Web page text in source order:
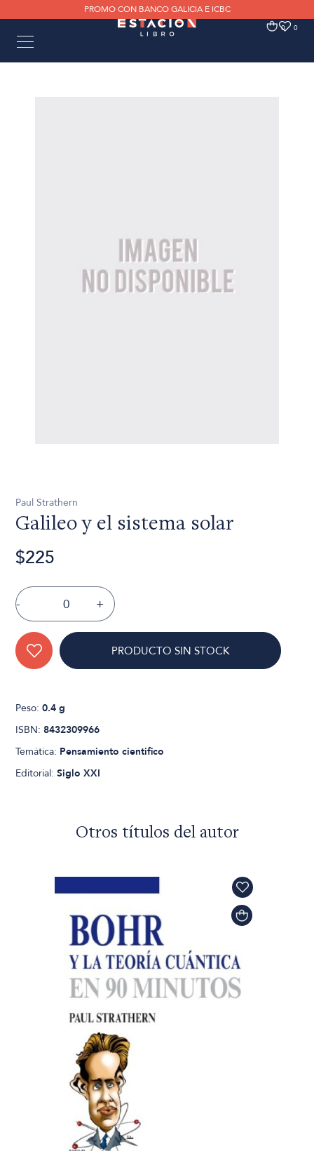
PROMO CON BANCO GALICIA E ICBC
0 0
Paul Strathern
Galileo y el sistema solar
$225
- +
PRODUCTO SIN STOCK
Peso:0.4 g
ISBN:8432309966
Temática: Pensamiento cientifico
Editorial:Siglo XXI
Otros títulos del autor